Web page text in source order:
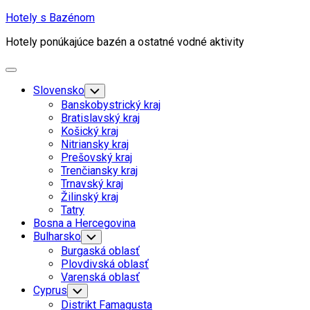
Skip
content
Hotely s Bazénom
Hotely ponúkajúce bazén a ostatné vodné aktivity
Expand
Slovensko Toggle
Child
Menu
Banskobystrický kraj
Bratislavský kraj
Košický kraj
Nitriansky kraj
Prešovský kraj
Trenčiansky kraj
Trnavský kraj
Žilinský kraj
Tatry
Bosna a Hercegovina
Bulharsko Toggle
Child
Menu
Burgaská oblasť
Plovdivská oblasť
Varenská oblasť
Cyprus Toggle
Child
Distrikt Famagusta